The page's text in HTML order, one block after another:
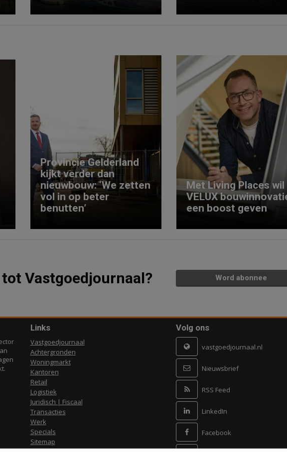
Provincie Gelderland
kijkt verder dan
nieuwbouw: ‘We zetten
vol in op beter
benutten’
Met Living Places wil
VELUX
een boost geven
Vastgoedjournaal? Word abonnee
Links
Vastgoedjournaal
Achtergronden
Woningmarkt
Kantoren
Retail
Logistiek
Juridisch | Fiscaal
Transacties
Werk
Specials
Sitemap
Volg ons
vastgoedjournaal.nl
Nieuwsbrief
RSS Feed
LinkedIn
Facebook